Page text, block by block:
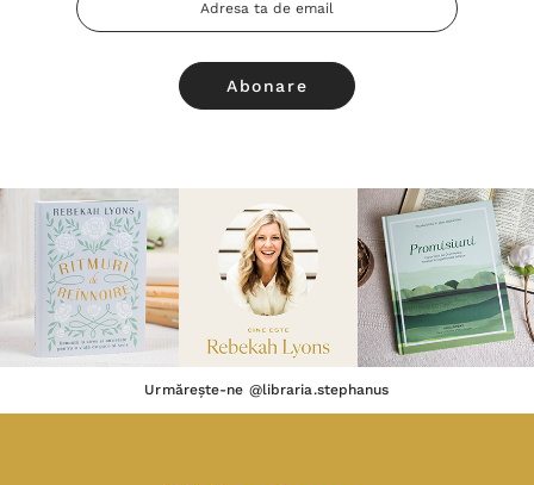
Email
Urmărește-ne @libraria.stephanus